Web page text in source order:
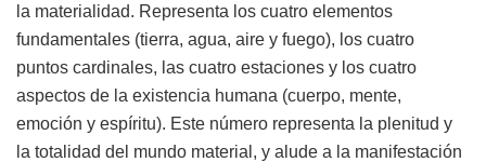
la materialidad. Representa los cuatro elementos
fundamentales (tierra, agua, aire y fuego), los cuatro
puntos cardinales, las cuatro estaciones y los cuatro
aspectos de la existencia humana (cuerpo, mente,
emoción y espíritu). Este número representa la plenitud y
la totalidad del mundo material, y alude a la manifestación